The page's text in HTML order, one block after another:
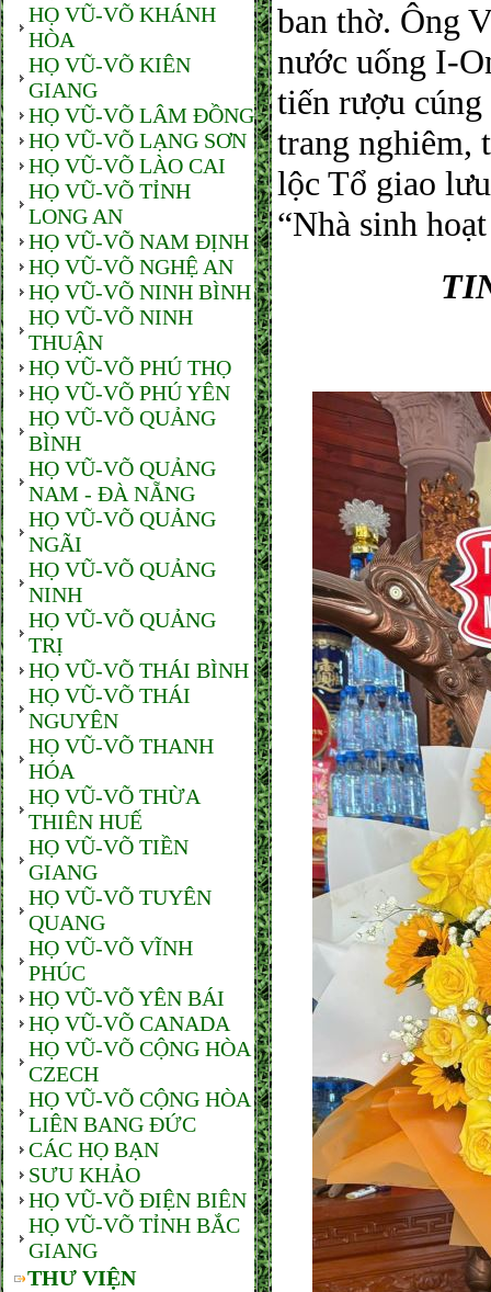
HỌ VŨ-VÕ KHÁNH
HÒA
HỌ VŨ-VÕ KIÊN
GIANG
HỌ VŨ-VÕ LÂM ĐỒNG
HỌ VŨ-VÕ LẠNG SƠN
HỌ VŨ-VÕ LÀO CAI
HỌ VŨ-VÕ TỈNH
LONG AN
HỌ VŨ-VÕ NAM ĐỊNH
HỌ VŨ-VÕ NGHỆ AN
HỌ VŨ-VÕ NINH BÌNH
HỌ VŨ-VÕ NINH
THUẬN
HỌ VŨ-VÕ PHÚ THỌ
HỌ VŨ-VÕ PHÚ YÊN
HỌ VŨ-VÕ QUẢNG
BÌNH
HỌ VŨ-VÕ QUẢNG
NAM - ĐÀ NẴNG
HỌ VŨ-VÕ QUẢNG
NGÃI
HỌ VŨ-VÕ QUẢNG
NINH
HỌ VŨ-VÕ QUẢNG
TRỊ
HỌ VŨ-VÕ THÁI BÌNH
HỌ VŨ-VÕ THÁI
NGUYÊN
HỌ VŨ-VÕ THANH
HÓA
HỌ VŨ-VÕ THỪA
THIÊN HUẾ
HỌ VŨ-VÕ TIỀN
GIANG
HỌ VŨ-VÕ TUYÊN
QUANG
HỌ VŨ-VÕ VĨNH
PHÚC
HỌ VŨ-VÕ YÊN BÁI
HỌ VŨ-VÕ CANADA
HỌ VŨ-VÕ CỘNG HÒA
CZECH
HỌ VŨ-VÕ CỘNG HÒA
LIÊN BANG ĐỨC
CÁC HỌ BẠN
SƯU KHẢO
HỌ VŨ-VÕ ĐIỆN BIÊN
HỌ VŨ-VÕ TỈNH BẮC
GIANG
THƯ VIỆN
ban thờ. Ông
nước uống I-
tiến rượu
trang nghiêm,
lộc Tổ giao
“Nhà sinh